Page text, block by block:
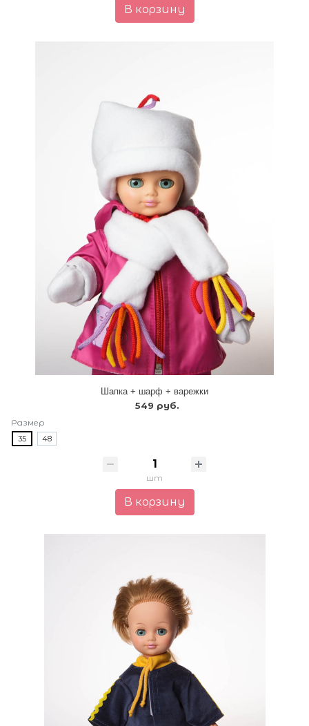
В корзину
Шапка + шарф + варежки
549 руб.
Размер
35 48
шт
В корзину